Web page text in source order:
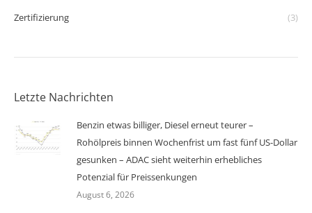
Zertifizierung
(3)
Letzte Nachrichten
Benzin etwas billiger, Diesel erneut teurer –
Rohölpreis binnen Wochenfrist um fast fünf US-Dollar
gesunken – ADAC sieht weiterhin erhebliches
Potenzial für Preissenkungen
August 6, 2026